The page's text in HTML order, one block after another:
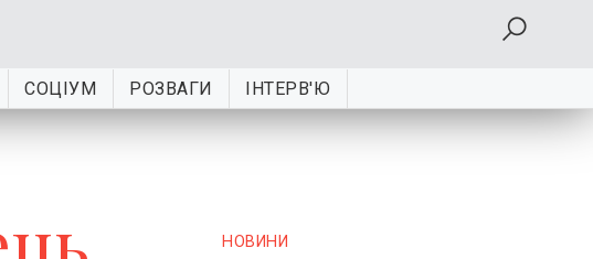
СОЦІУМ РОЗВАГИ ІНТЕРВ'Ю
НОВИНИ